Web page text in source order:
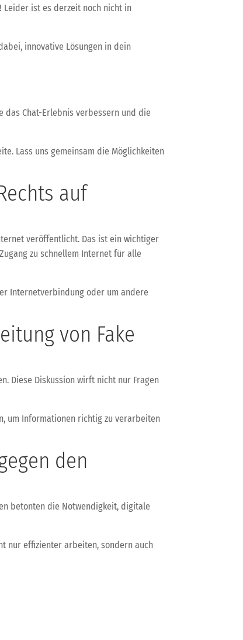
ist es derzeit noch nicht in
innovative Lösungen in dein
das Chat-Erlebnis verbessern und die
Lass uns gemeinsam die Möglichkeiten
auf
veröffentlicht. Das ist ein wichtiger
zu schnellem Internet für alle
Internetverbindung oder um andere
von Fake
Diese Diskussion wirft nicht nur Fragen
um Informationen richtig zu verarbeiten
den
betonten die Notwendigkeit, digitale
nur effizienter arbeiten, sondern auch